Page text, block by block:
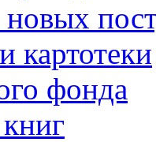
картотеки
фонда